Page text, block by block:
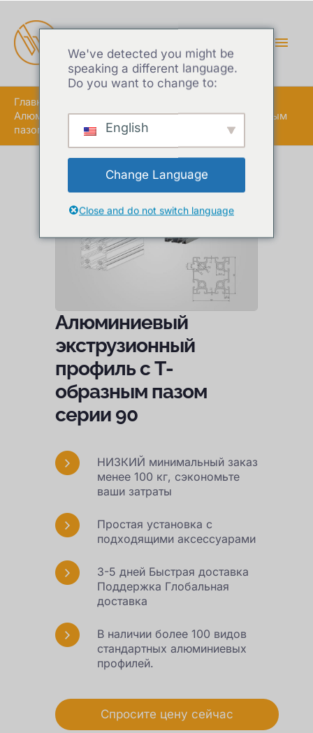
Главная
Алюминиевый экструзионный профиль с Т-образным
пазом серии 90
Алюминиевый
экструзионный
профиль с Т-
образным пазом
серии 90
НИЗКИЙ минимальный заказ
менее 100 кг, сэкономьте
ваши затраты
Простая установка с
подходящими аксессуарами
3-5 дней Быстрая доставка
Поддержка Глобальная
доставка
В наличии более 100 видов
стандартных алюминиевых
профилей.
Спросите цену сейчас
We've detected you might be
speaking a different language.
Do you want to change to:
English
Change Language
Close and do not switch language